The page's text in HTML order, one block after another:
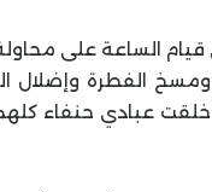
الساعة على
الفطرة وإضلال
«وإني خلقت عبادي